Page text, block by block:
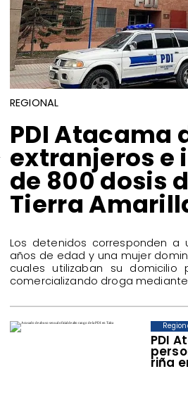
PDI
riña
REGIONAL
​PDI Atacama
extranjeros e
de 800 dosis
Tierra
Los detenidos corresponden a
años de edad y una mujer
cuales utilizaban su domicilio
comercializando droga